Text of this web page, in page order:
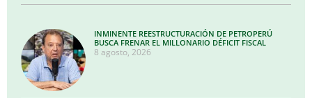
INMINENTE REESTRUCTURACIÓN DE PETROPERÚ
BUSCA FRENAR EL MILLONARIO DÉFICIT FISCAL
8 agosto, 2026